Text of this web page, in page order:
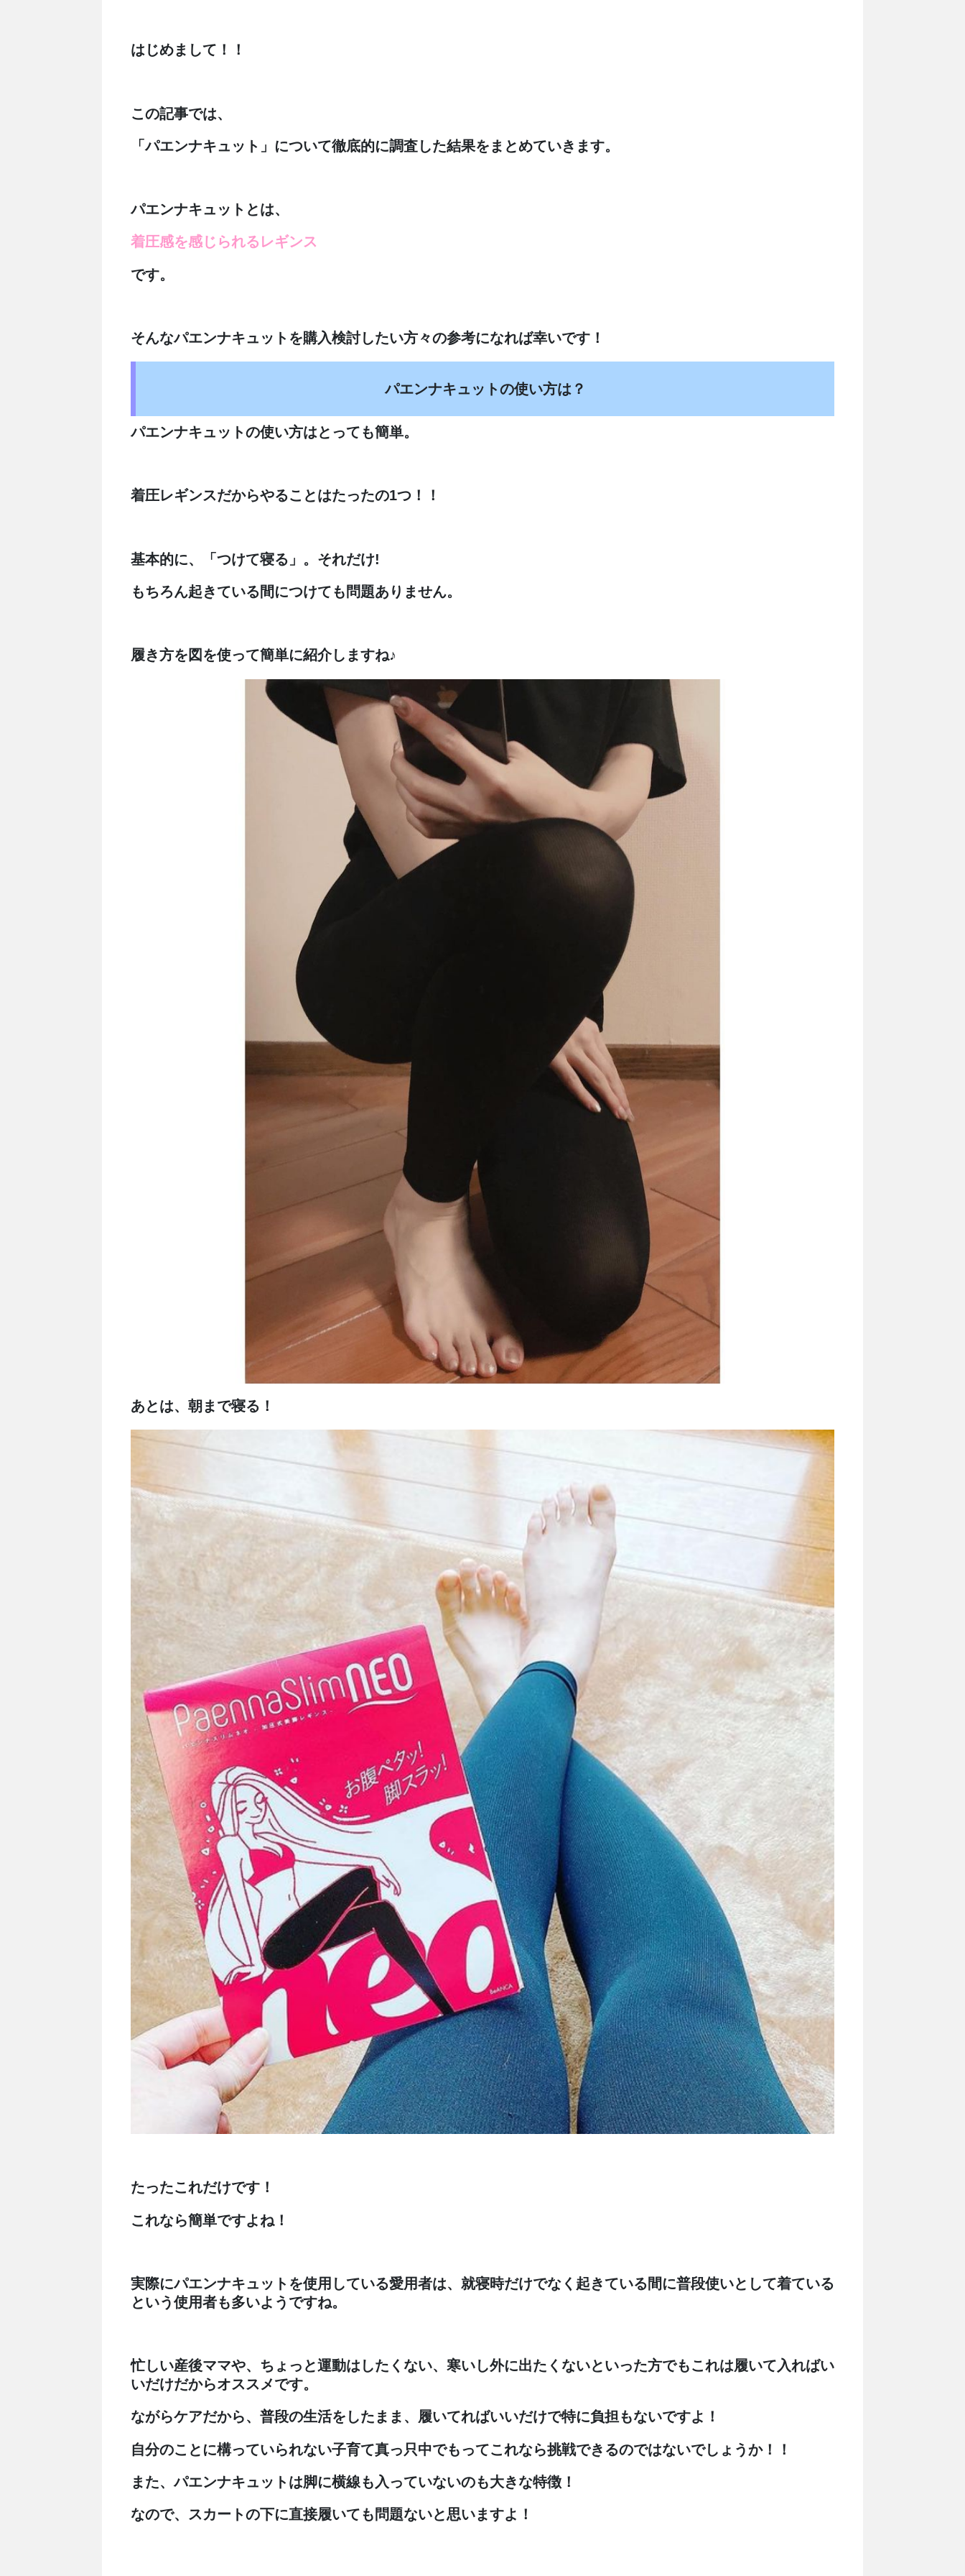
はじめまして！！
この記事では、
「パエンナキュット」について徹底的に調査した結果をまとめていきます。
パエンナキュットとは、
着圧感を感じられるレギンス
です。
そんなパエンナキュットを購入検討したい方々の参考になれば幸いです！
パエンナキュットの使い方は？
パエンナキュットの使い方はとっても簡単。
着圧レギンスだからやることはたったの1つ！！
基本的に、「つけて寝る」。それだけ!
もちろん起きている間につけても問題ありません。
履き方を図を使って簡単に紹介しますね♪
あとは、朝まで寝る！
たったこれだけです！
これなら簡単ですよね！
実際にパエンナキュットを使用している愛用者は、就寝時だけでなく起きている間に普段使いとして着ている
という使用者も多いようですね。
忙しい産後ママや、ちょっと運動はしたくない、寒いし外に出たくないといった方でもこれは履いて入ればい
いだけだからオススメです。
ながらケアだから、普段の生活をしたまま、履いてればいいだけで特に負担もないですよ！
自分のことに構っていられない子育て真っ只中でもってこれなら挑戦できるのではないでしょうか！！
また、パエンナキュットは脚に横線も入っていないのも大きな特徴！
なので、スカートの下に直接履いても問題ないと思いますよ！